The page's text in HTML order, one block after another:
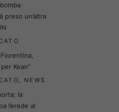
preso un’altra
Kean”
NEWS
la
l’erede al